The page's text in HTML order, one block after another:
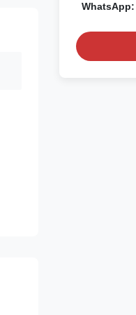
WhatsApp: